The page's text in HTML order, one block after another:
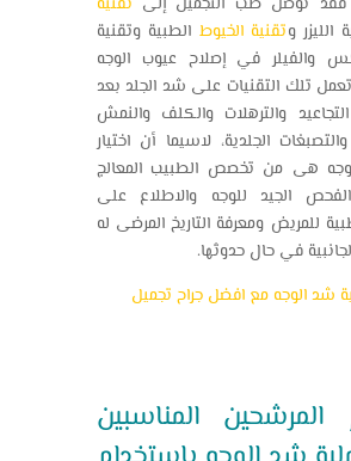
الليزر وتقنية الخيوط الطبية وتقنية
والفيلر في إصلاح عيوب الوجه
تعمل تلك التقنيات على شد الجلد بعد
والترهلات والكلف والنمش
الجلدية، لاسيما أن اختيار
هى من تخصص الطبيب المعالج
الجيد للوجه والاطلاع على
للمريض ومعرفة التاريخ المرضى له
في حال حدوثها.
شد الوجه مع افضل جراح تجميل
المناسبين